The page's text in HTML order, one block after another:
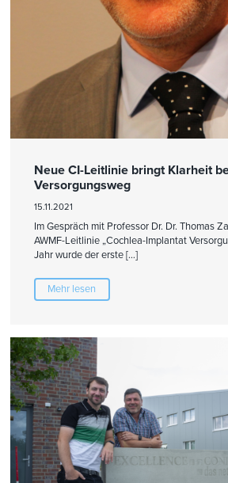
Neue CI-Leitlinie bringt Klarheit
Versorgungsweg
15.11.2021
Im Gespräch mit Professor Dr. Dr. Thomas
AWMF-Leitlinie „Cochlea-Implantat
Jahr wurde der erste […]
Mehr lesen